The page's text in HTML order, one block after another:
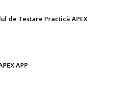
de Testare Practică APEX
APP